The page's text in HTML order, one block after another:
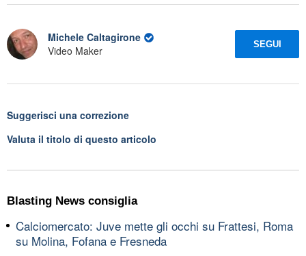
Michele Caltagirone
Video Maker
SEGUI
Suggerisci una correzione
Valuta il titolo di questo articolo
Blasting News consiglia
Calciomercato: Juve mette gli occhi su Frattesi, Roma
su Molina, Fofana e Fresneda